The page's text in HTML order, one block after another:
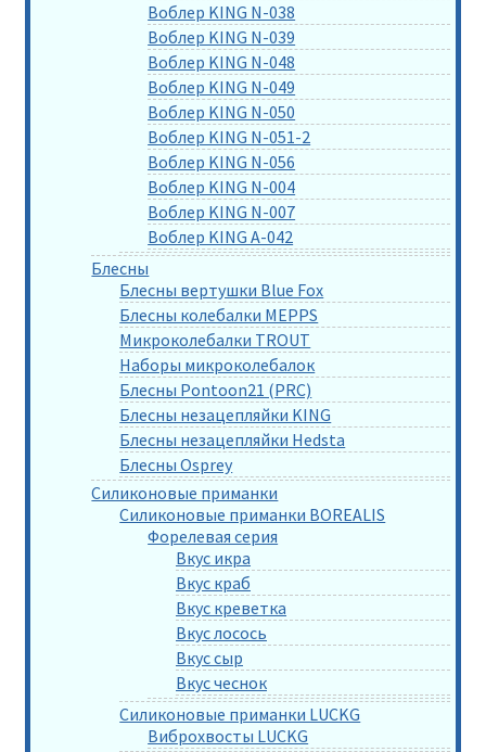
Воблер KING N-038
Воблер KING N-039
Воблер KING N-048
Воблер KING N-049
Воблер KING N-050
Воблер KING N-051-2
Воблер KING N-056
Воблер KING N-004
Воблер KING N-007
Воблер KING A-042
Блесны
Блесны вертушки Blue Fox
Блесны колебалки MEPPS
Микроколебалки TROUT
Наборы микроколебалок
Блесны Pontoon21 (PRC)
Блесны незацепляйки KING
Блесны незацепляйки Hedsta
Блесны Osprey
Силиконовые приманки
Силиконовые приманки BOREALIS
Форелевая серия
Вкус икра
Вкус краб
Вкус креветка
Вкус лосось
Вкус сыр
Вкус чеснок
Силиконовые приманки LUCKG
Виброхвосты LUCKG